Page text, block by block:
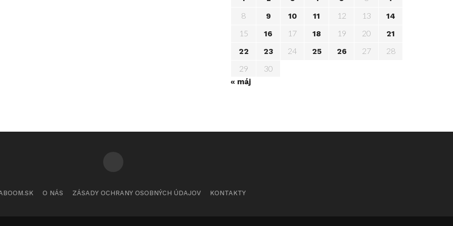
8 9 10 11 12 13 14
15 16 17 18 19 20
21
22
23 24 25 26 27
28
29
30
« máj
O NÁS ZÁSADY OCHRANY OSOBNÝCH ÚDAJOV KONTAKTY